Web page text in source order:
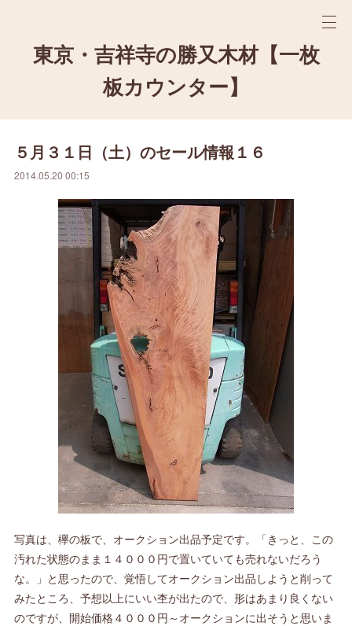
東京・吉祥寺の勝又木材【一枚
板カウンター】
５月３１日（土）のセール情報１６
2014.05.20 00:15
写真は、欅の板で、オークション出品予定です。「きっと、この
汚れた状態のまま１４０００円で置いていても売れないだろう
な。」と思ったので、覚悟してオークション出品しようと削って
みたところ、予想以上にいい杢が出たので、形はあまり良くない
のですが、開始価格４０００円～オークションに出そうと思いま